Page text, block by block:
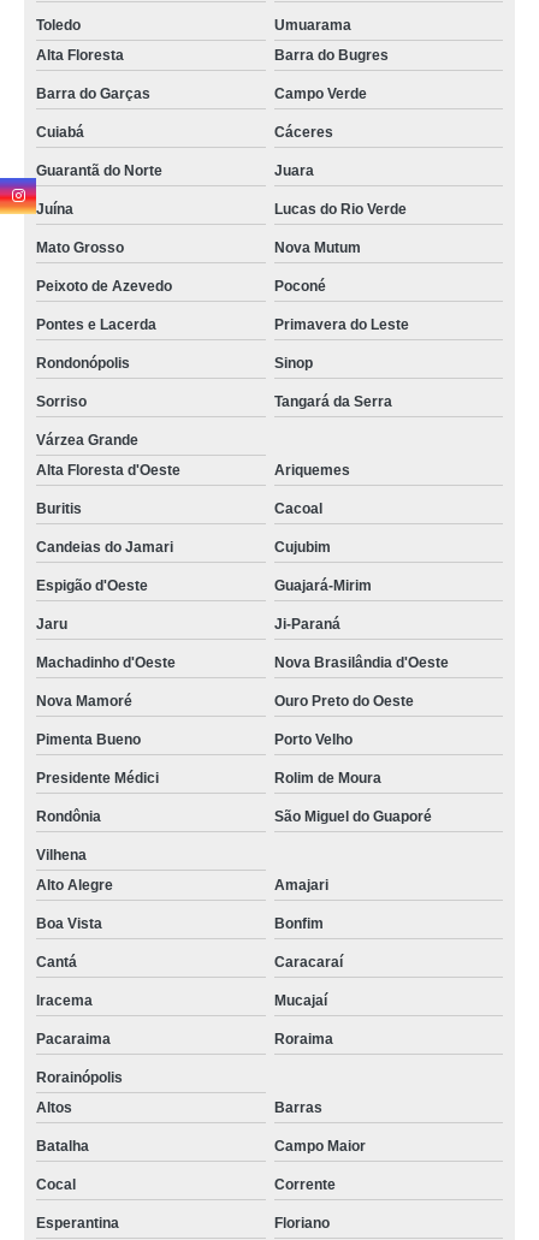
Toledo
Umuarama
Alta Floresta
Barra do Bugres
Barra do Garças Campo Verde
Cuiabá Cáceres
Guarantã do Norte Juara
Juína Lucas do Rio Verde
Mato Grosso Nova Mutum
Peixoto de Azevedo Poconé
Pontes e Lacerda Primavera do Leste
Rondonópolis Sinop
Sorriso Tangará da Serra
Várzea Grande
Alta Floresta d'Oeste
Ariquemes
Buritis Cacoal
Candeias do Jamari Cujubim
Espigão d'Oeste Guajará-Mirim
Jaru Ji-Paraná
Machadinho d'Oeste Nova Brasilândia d'Oeste
Nova Mamoré Ouro Preto do Oeste
Pimenta Bueno Porto Velho
Presidente Médici Rolim de Moura
Rondônia São Miguel do Guaporé
Vilhena
Alto Alegre
Amajari
Boa Vista Bonfim
Cantá Caracaraí
Iracema Mucajaí
Pacaraima Roraima
Rorainópolis
Altos
Barras
Batalha Campo Maior
Cocal Corrente
Esperantina Floriano